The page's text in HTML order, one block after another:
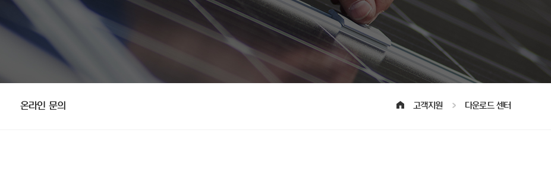
온라인 문의 고객지원 다운로드 센터